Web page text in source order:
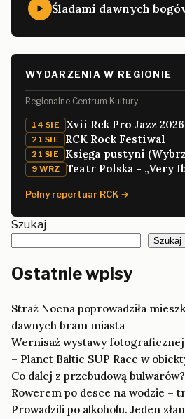
Śladami dawnych
WYDARZENIA W REGIONIE
Regionalne Centrum Kultury
14 SIE Xvii Rck Pro Jazz 2026
21 SIE RCK Rock Festiwal
21 SIE Księga pustyni
9 WRZ Teatr Polska - „Very
Pełny repertuar RCK →
Szukaj
Szukaj
Ostatnie wpisy
Straż Nocna poprowadziła
dawnych bram miasta
Wernisaż wystawy fotograficznej
– Planet Baltic SUP Race w
Co dalej z przebudową bulwarów?
Rowerem po desce na wodzie –
Prowadzili po alkoholu. Jeden